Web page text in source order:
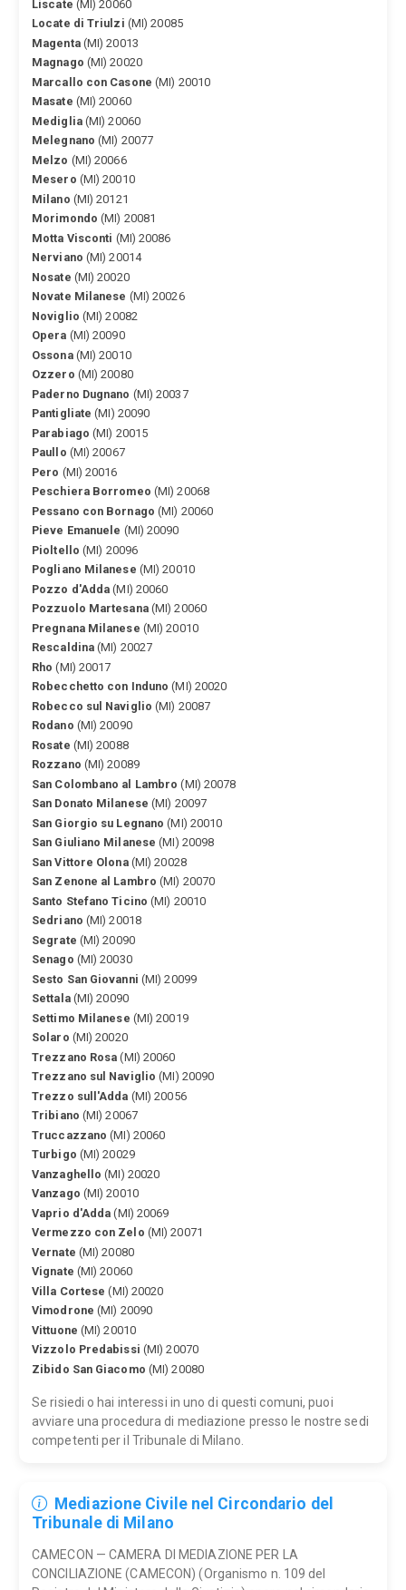
Liscate (MI) 20060
Locate di Triulzi (MI) 20085
Magenta(MI) 20013
Magnago (MI) 20020
Marcallo con Casone (MI) 20010
Masate (MI) 20060
Mediglia(MI) 20060
Melegnano (MI) 20077
Melzo (MI) 20066
Mesero (MI) 20010
Milano (MI) 20121
Morimondo (MI) 20081
Motta Visconti (MI) 20086
Nerviano (MI) 20014
Nosate (MI) 20020
Novate Milanese (MI) 20026
Noviglio (MI) 20082
Opera (MI) 20090
Ossona(MI) 20010
Ozzero (MI) 20080
Paderno Dugnano (MI) 20037
Pantigliate (MI) 20090
Parabiago (MI) 20015
Paullo (MI) 20067
Pero (MI) 20016
Peschiera Borromeo (MI) 20068
Pessano con Bornago (MI) 20060
Pieve Emanuele (MI) 20090
Pioltello (MI) 20096
Pogliano Milanese (MI) 20010
Pozzo d'Adda (MI) 20060
Pozzuolo Martesana(MI) 20060
Pregnana Milanese (MI) 20010
Rescaldina (MI) 20027
Rho (MI) 20017
Robecchetto con Induno (MI) 20020
Robecco sul Naviglio (MI) 20087
Rodano (MI) 20090
Rosate (MI) 20088
Rozzano (MI) 20089
San Colombano al Lambro (MI) 20078
San Donato Milanese (MI) 20097
San Giorgio su Legnano (MI) 20010
San Giuliano Milanese (MI) 20098
San Vittore Olona(MI) 20028
San Zenone al Lambro (MI) 20070
Santo Stefano Ticino (MI) 20010
Sedriano (MI) 20018
Segrate (MI) 20090
Senago (MI) 20030
Sesto San Giovanni (MI) 20099
Settala(MI) 20090
Settimo Milanese (MI) 20019
Solaro (MI) 20020
Trezzano Rosa (MI) 20060
Trezzano sul Naviglio (MI) 20090
Trezzo sull'Adda (MI) 20056
Tribiano (MI) 20067
Truccazzano (MI) 20060
Turbigo (MI) 20029
Vanzaghello (MI) 20020
Vanzago (MI) 20010
Vaprio d'Adda (MI) 20069
Vermezzo con Zelo (MI) 20071
Vernate (MI) 20080
Vignate (MI) 20060
Villa Cortese (MI) 20020
Vimodrone (MI) 20090
Vittuone (MI) 20010
Vizzolo Predabissi (MI) 20070
Zibido San Giacomo (MI) 20080
Se risiedi o hai interessi in uno di questi comuni, puoi
avviare una procedura di mediazione presso le nostre sedi
competenti per il Tribunale di Milano.
Mediazione Civile nel Circondario del
Tribunale di Milano
CAMECON — CAMERA DI MEDIAZIONE PER LA
CONCILIAZIONE (CAMECON) (Organismo n. 109 del